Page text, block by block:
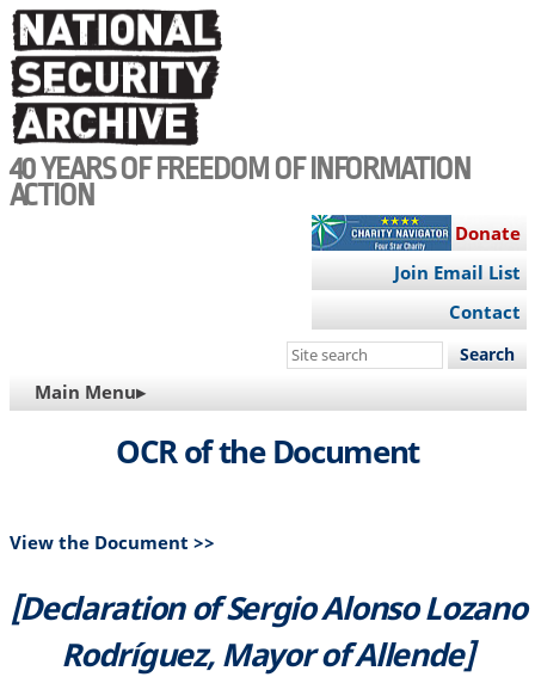
Skip
to
main
content
40 YEARS OF FREEDOM OF INFORMATION
ACTION
Donate
Join Email List
Contact
Search
site
MAIN
NAVIGATION
Main Menu▸
OCR of the Document
View the Document >>
[Declaration of Sergio Alonso Lozano
Rodríguez, Mayor of Allende]